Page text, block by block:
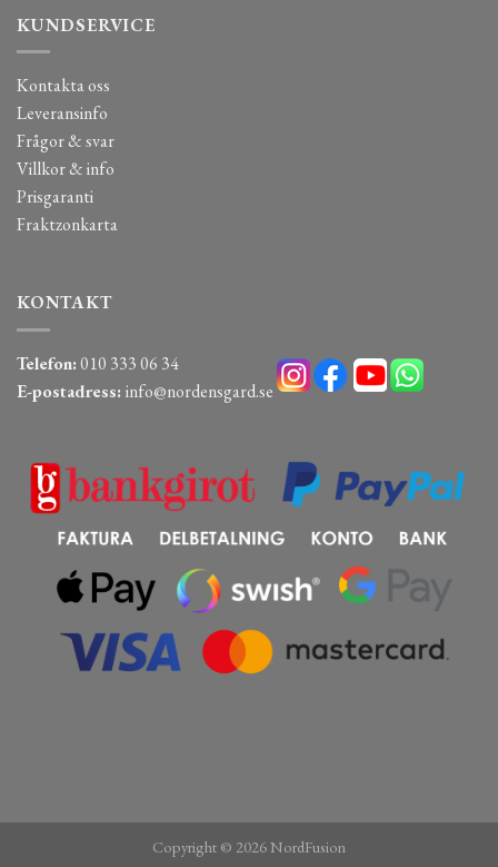
KUNDSERVICE
Kontakta oss
Leveransinfo
Frågor & svar
Villkor & info
Prisgaranti
Fraktzonkarta
KONTAKT
Telefon:010 333 06 34
E-postadress: info@nordensgard.se
Copyright © 2026 NordFusion